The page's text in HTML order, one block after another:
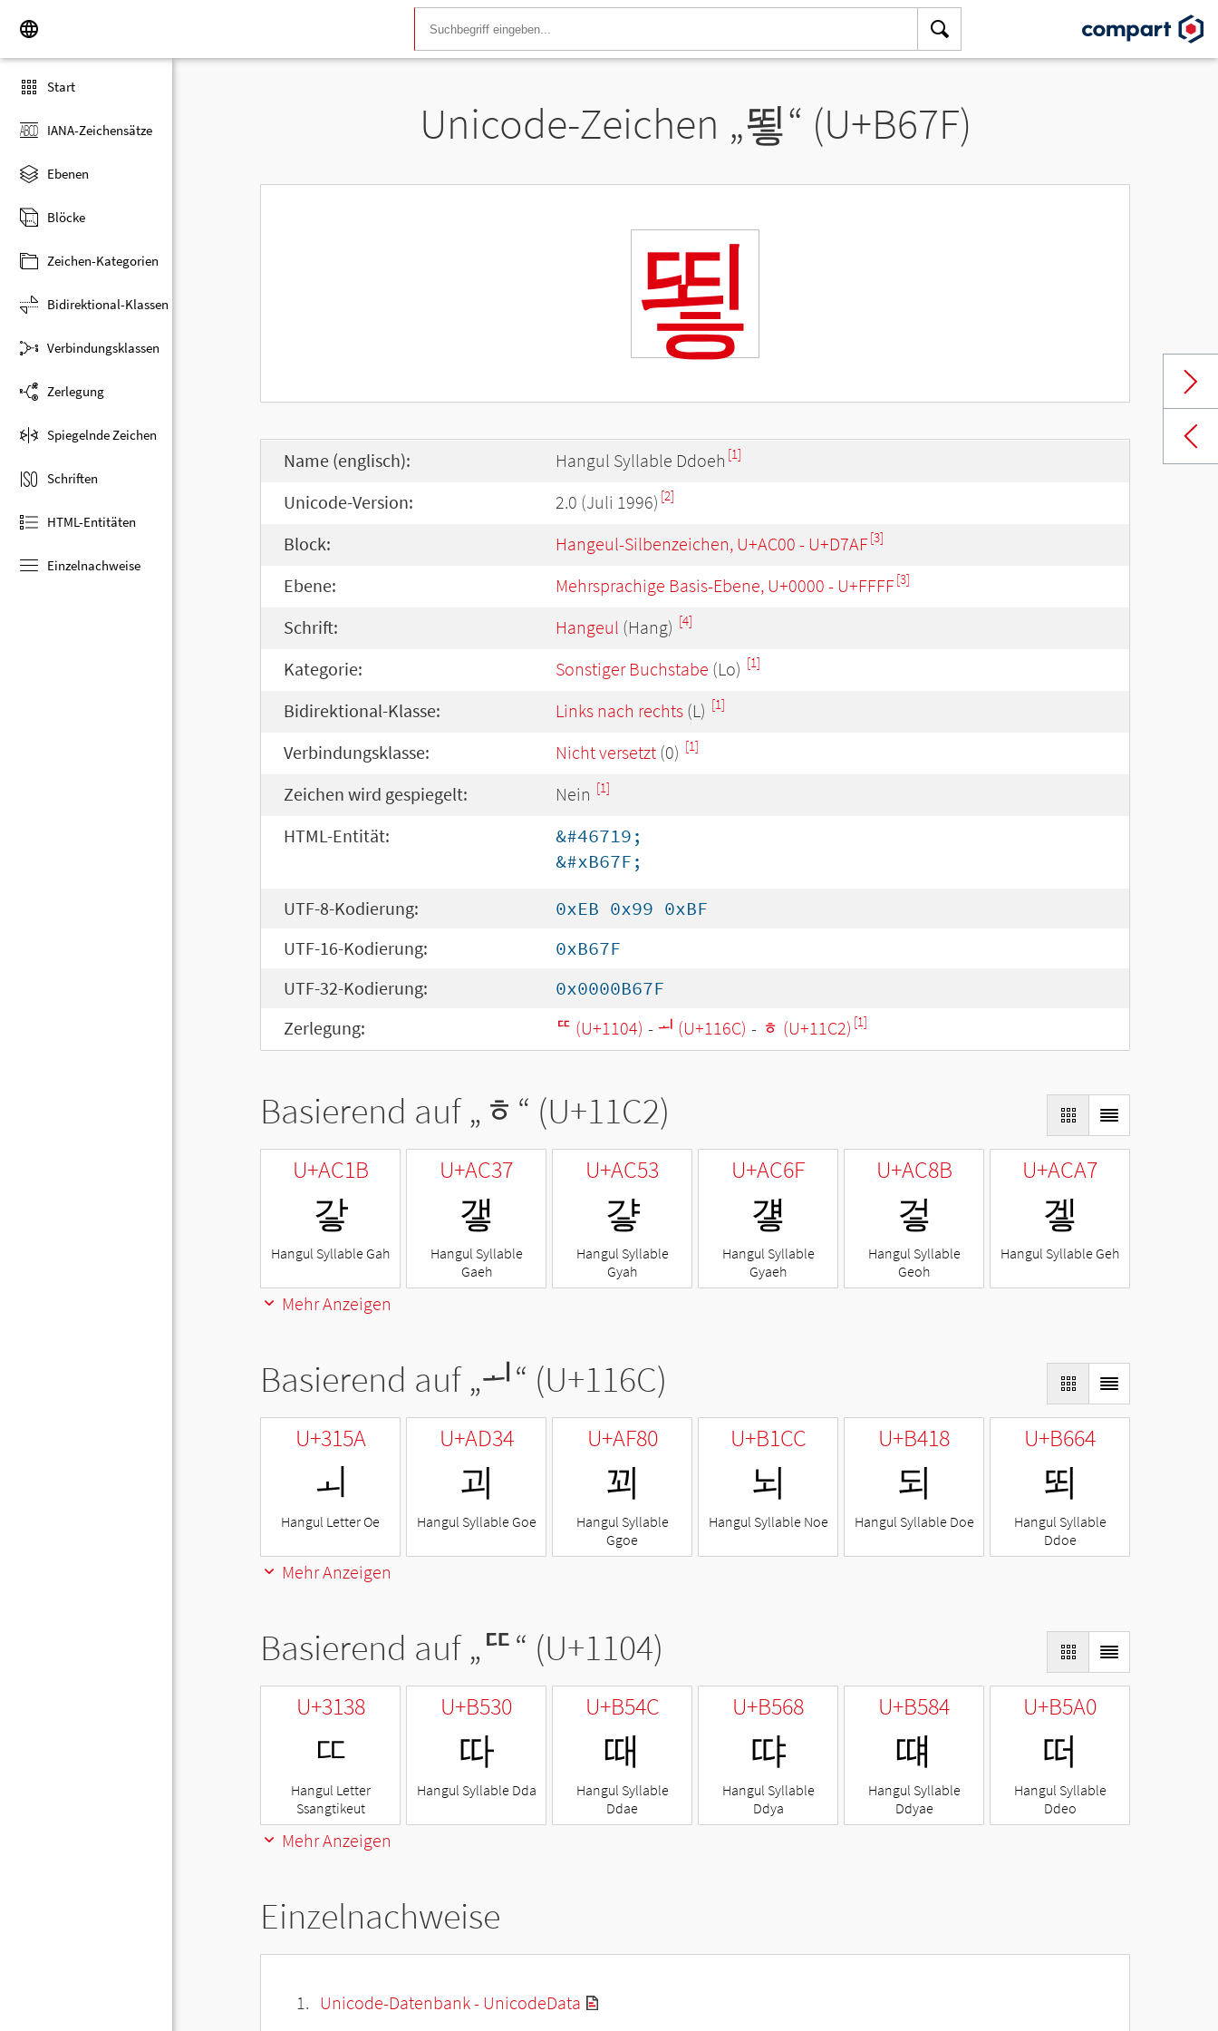
Start
IANA-Zeichensätze
Ebenen
Blöcke
Zeichen-Kategorien
Bidirektional-Klassen
Verbindungsklassen
Zerlegung
Spiegelnde Zeichen
Schriften
HTML-Entitäten
Einzelnachweise
Unicode-Zeichen „뙿“ (U+B67F)
뙿
Name (englisch): Hangul Syllable Ddoeh [1]
Unicode-Version: 2.0 (Juli 1996) [2]
Block: Hangeul-Silbenzeichen, U+AC00 - U+D7AF[3]
Ebene: Mehrsprachige Basis-Ebene, U+0000 - U+FFFF[3]
Schrift: Hangeul (Hang) [4]
Kategorie: Sonstiger Buchstabe (Lo) [1]
Bidirektional-Klasse: Links nach rechts (L) [1]
Verbindungsklasse: Nicht versetzt (0) [1]
Zeichen wird gespiegelt: Nein [1]
HTML-Entität:
&#46719;
&#xB67F;
UTF-8-Kodierung:
0xEB 0x99 0xBF
UTF-16-Kodierung:
0xB67F
UTF-32-Kodierung:
0x0000B67F
Zerlegung:
ᄄ (U+1104) - ᅬ (U+116C) - ᇂ (U+11C2) [1]
Basierend auf „ ᇂ “ (U+11C2)
U+AC1B
갛
Hangul Syllable Gah
U+AC37
갷
Hangul Syllable
Gaeh
U+AC53
걓
Hangul Syllable
Gyah
U+AC6F
걯
Hangul Syllable
Gyaeh
U+AC8B
겋
Hangul Syllable
Geoh
U+ACA7
겧
Hangul Syllable Geh
Mehr Anzeigen
Basierend auf „ᅬ“ (U+116C)
U+315A
ㅚ
Hangul Letter Oe
U+AD34
괴
Hangul Syllable Goe
U+AF80
꾀
Hangul Syllable
Ggoe
U+B1CC
뇌
Hangul Syllable Noe
U+B418
되
Hangul Syllable Doe
U+B664
뙤
Hangul Syllable
Ddoe
Mehr Anzeigen
Basierend auf „ᄄ“ (U+1104)
U+3138
ㄸ
Hangul Letter
Ssangtikeut
U+B530
따
Hangul Syllable Dda
U+B54C
때
Hangul Syllable
Ddae
U+B568
땨
Hangul Syllable
Ddya
U+B584
떄
Hangul Syllable
Ddyae
U+B5A0
떠
Hangul Syllable
Ddeo
Mehr Anzeigen
Einzelnachweise
Unicode-Datenbank - UnicodeData